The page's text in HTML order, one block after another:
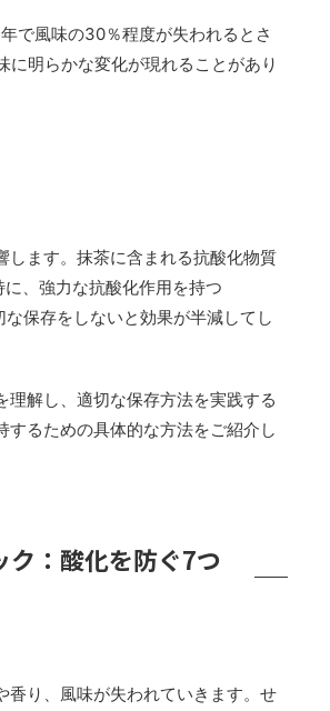
で風味の30％程度が失われるとさ
に明らかな変化が現れることがあり
します。抹茶に含まれる抗酸化物質
、強力な抗酸化作用を持つ
保存をしないと効果が半減してし
解し、適切な保存方法を実践する
るための具体的な方法をご紹介し
：酸化を防ぐ7つ
香り、風味が失われていきます。せ